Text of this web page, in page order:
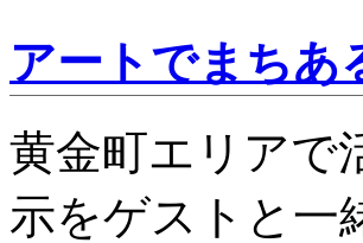
アートでまちあ
黄金町エリアで
示をゲストと一